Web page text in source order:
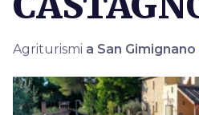
Agriturismi a San Gimignano